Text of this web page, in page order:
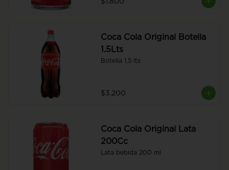
$1.800
Coca Cola Original Botella
1.5Lts
Botella 1,5 lts
$3.200
Coca Cola Original Lata
200Cc
Lata bebida 200 ml